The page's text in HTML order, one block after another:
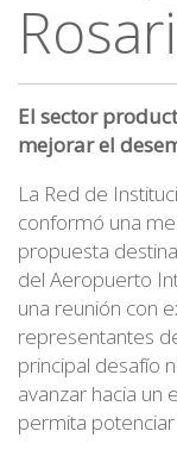
El sector
mejorar el
La Red de
conformó una
propuesta
del Aeropuerto
una reunión con
representantes
principal desafío
avanzar hacia un
permita